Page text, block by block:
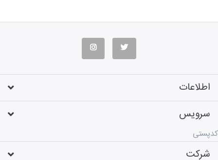
اطلاعات
سرویس
کدپستی
شرکت